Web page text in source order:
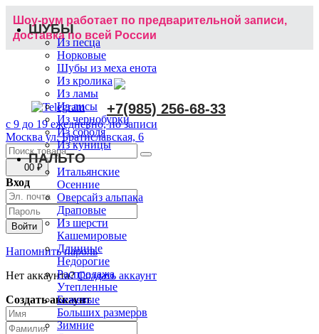
Шоу-рум работает по предварительной записи,
доставка по всей России
+7(985) 256-68-33
с 9 до 19 ежедневно, по записи
Москва ул. Братиславская, 6
00 ₽
ШУБЫ
Из песца
Норковые
Шубы из меха енота
Из кролика
Из ламы
Из лисы
Из чернобурки
Из соболя
Из куницы
ПАЛЬТО
Итальянские
Осенние
Оверсайз альпака
Драповые
Из шерсти
Кашемировые
Длинные
Недорогие
Распродажа
Утепленные
Бежевые
Больших размеров
Зимние
Вход
Напомнить пароль
Нет аккаунта?Создать аккаунт
Создать аккаунт